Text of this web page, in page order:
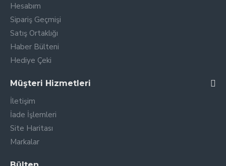
Hesabım
Sipariş Geçmişi
Satış Ortaklığı
Haber Bülteni
Hediye Çeki
Müşteri Hizmetleri
İletişim
İade İşlemleri
Site Haritası
Markalar